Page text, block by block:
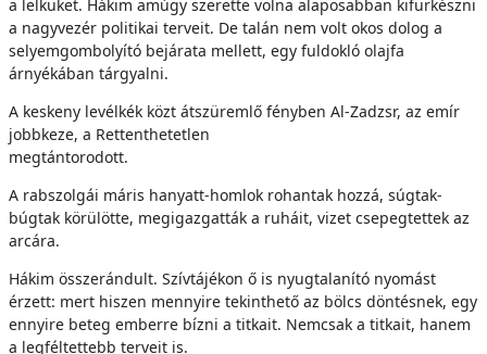
a lelküket. Hákim amúgy szerette volna alaposabban kifürkészni
a nagyvezér politikai terveit. De talán nem volt okos dolog a
selyemgombolyító bejárata mellett, egy fuldokló olajfa
árnyékában tárgyalni.
A keskeny levélkék közt átszüremlő fényben Al-Zadzsr, az emír
jobbkeze, a Rettenthetetlen
megtántorodott.
A rabszolgái máris hanyatt-homlok rohantak hozzá, súgtak-
búgtak körülötte, megigazgatták a ruháit, vizet csepegtettek az
arcára.
Hákim összerándult. Szívtájékon ő is nyugtalanító nyomást
érzett: mert hiszen mennyire tekinthető az bölcs döntésnek, egy
ennyire beteg emberre bízni a titkait. Nemcsak a titkait, hanem
a legféltettebb terveit is.